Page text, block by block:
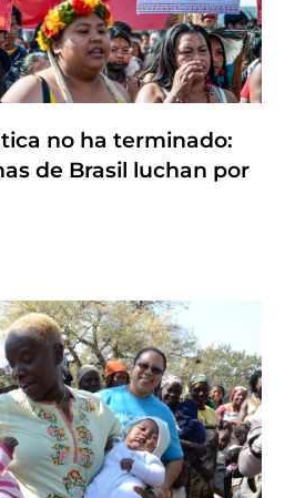
no ha terminado:
de Brasil luchan por